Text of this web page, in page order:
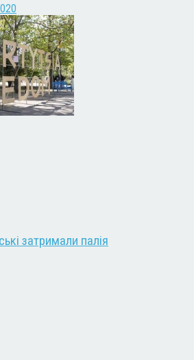
затримали палія